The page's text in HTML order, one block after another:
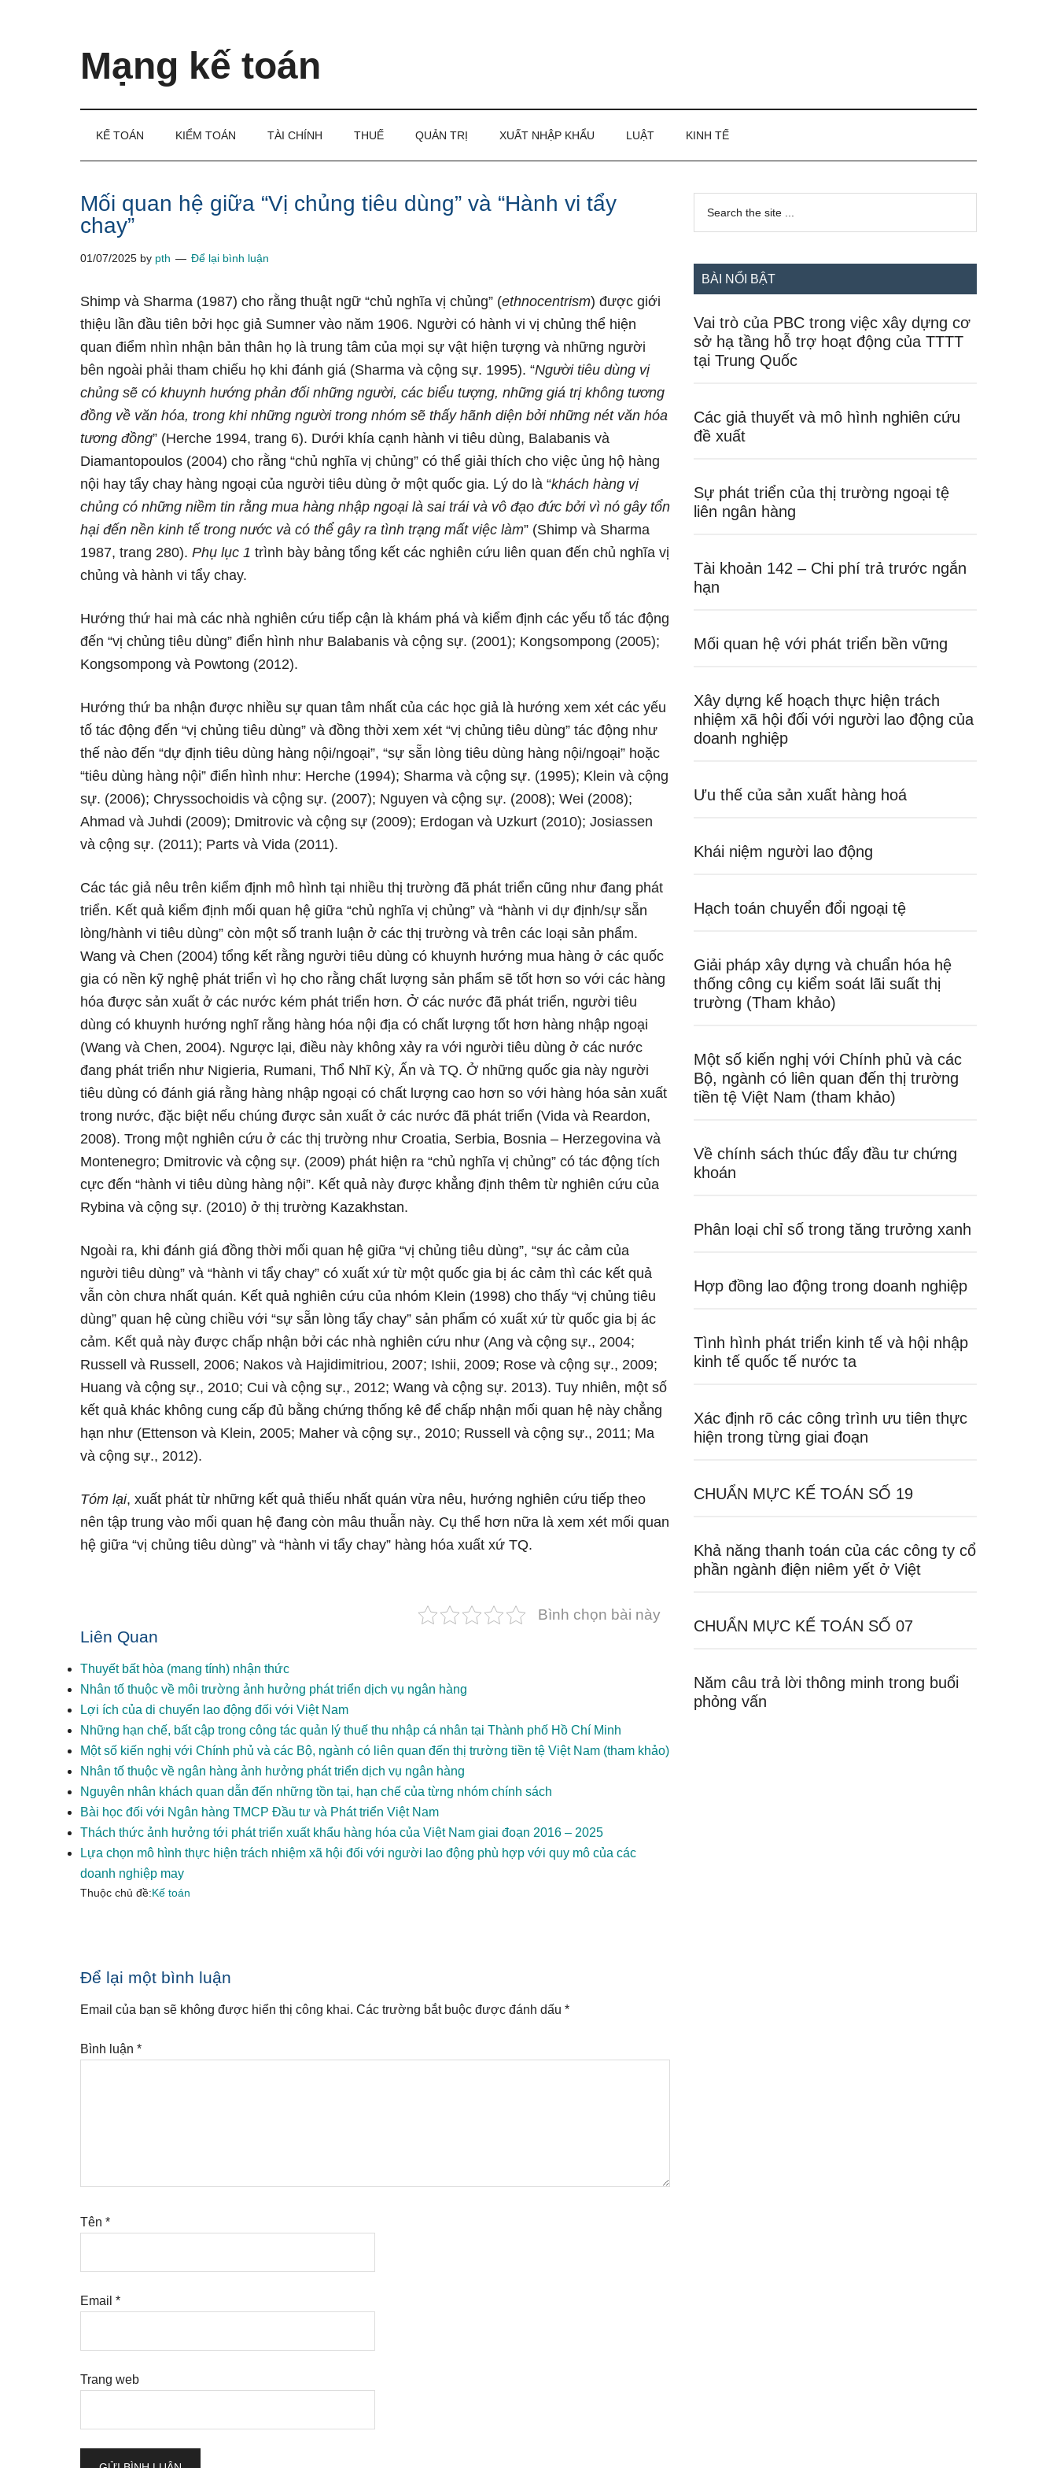
Mạng kế toán
làm
kế
KẾ TOÁN KIỂM TOÁN TÀI CHÍNH THUẾ QUẢN TRỊ XUẤT NHẬP KHẨU LUẬT KINH TẾ
Mối quan hệ giữa “Vị chủng tiêu dùng” và “Hành vi tẩy
chay”
01/07/2025 by pth Để lại bình luận
Shimp và Sharma (1987) cho rằng thuật ngữ “chủ nghĩa vị chủng” (ethnocentrism) được giới
thiệu lần đầu tiên bởi học giả Sumner vào năm 1906. Người có hành vi vị chủng thể hiện
quan điểm nhìn nhận bản thân họ là trung tâm của mọi sự vật hiện tượng và những người
bên ngoài phải tham chiếu họ khi đánh giá (Sharma và cộng sự. 1995). “Người tiêu dùng vị
chủng sẽ có khuynh hướng phản đối những người, các biểu tượng, những giá trị không tương
đồng về văn hóa, trong khi những người trong nhóm sẽ thấy hãnh diện bởi những nét văn hóa
tương đồng” (Herche 1994, trang 6). Dưới khía cạnh hành vi tiêu dùng, Balabanis và
Diamantopoulos (2004) cho rằng “chủ nghĩa vị chủng” có thể giải thích cho việc ủng hộ hàng
nội hay tẩy chay hàng ngoại của người tiêu dùng ở một quốc gia. Lý do là “khách hàng vị
chủng có những niềm tin rằng mua hàng nhập ngoại là sai trái và vô đạo đức bởi vì nó gây tổn
hại đến nền kinh tế trong nước và có thể gây ra tình trạng mất việc làm” (Shimp và Sharma
1987, trang 280). Phụ lục 1 trình bày bảng tổng kết các nghiên cứu liên quan đến chủ nghĩa vị
chủng và hành vi tẩy chay.
Hướng thứ hai mà các nhà nghiên cứu tiếp cận là khám phá và kiểm định các yếu tố tác động
đến “vị chủng tiêu dùng” điển hình như Balabanis và cộng sự. (2001); Kongsompong (2005);
Kongsompong và Powtong (2012).
Hướng thứ ba nhận được nhiều sự quan tâm nhất của các học giả là hướng xem xét các yếu
tố tác động đến “vị chủng tiêu dùng” và đồng thời xem xét “vị chủng tiêu dùng” tác động như
thế nào đến “dự định tiêu dùng hàng nội/ngoại”, “sự sẵn lòng tiêu dùng hàng nội/ngoại” hoặc
“tiêu dùng hàng nội” điển hình như: Herche (1994); Sharma và cộng sự. (1995); Klein và cộng
sự. (2006); Chryssochoidis và cộng sự. (2007); Nguyen và cộng sự. (2008); Wei (2008);
Ahmad và Juhdi (2009); Dmitrovic và cộng sự (2009); Erdogan và Uzkurt (2010); Josiassen
và cộng sự. (2011); Parts và Vida (2011).
Các tác giả nêu trên kiểm định mô hình tại nhiều thị trường đã phát triển cũng như đang phát
triển. Kết quả kiểm định mối quan hệ giữa “chủ nghĩa vị chủng” và “hành vi dự định/sự sẵn
lòng/hành vi tiêu dùng” còn một số tranh luận ở các thị trường và trên các loại sản phẩm.
Wang và Chen (2004) tổng kết rằng người tiêu dùng có khuynh hướng mua hàng ở các quốc
gia có nền kỹ nghệ phát triển vì họ cho rằng chất lượng sản phẩm sẽ tốt hơn so với các hàng
hóa được sản xuất ở các nước kém phát triển hơn. Ở các nước đã phát triển, người tiêu
dùng có khuynh hướng nghĩ rằng hàng hóa nội địa có chất lượng tốt hơn hàng nhập ngoại
(Wang và Chen, 2004). Ngược lại, điều này không xảy ra với người tiêu dùng ở các nước
đang phát triển như Nigieria, Rumani, Thổ Nhĩ Kỳ, Ấn và TQ. Ở những quốc gia này người
tiêu dùng có đánh giá rằng hàng nhập ngoại có chất lượng cao hơn so với hàng hóa sản xuất
trong nước, đặc biệt nếu chúng được sản xuất ở các nước đã phát triển (Vida và Reardon,
2008). Trong một nghiên cứu ở các thị trường như Croatia, Serbia, Bosnia – Herzegovina và
Montenegro; Dmitrovic và cộng sự. (2009) phát hiện ra “chủ nghĩa vị chủng” có tác động tích
cực đến “hành vi tiêu dùng hàng nội”. Kết quả này được khẳng định thêm từ nghiên cứu của
Rybina và cộng sự. (2010) ở thị trường Kazakhstan.
Ngoài ra, khi đánh giá đồng thời mối quan hệ giữa “vị chủng tiêu dùng”, “sự ác cảm của
người tiêu dùng” và “hành vi tẩy chay” có xuất xứ từ một quốc gia bị ác cảm thì các kết quả
vẫn còn chưa nhất quán. Kết quả nghiên cứu của nhóm Klein (1998) cho thấy “vị chủng tiêu
dùng” quan hệ cùng chiều với “sự sẵn lòng tẩy chay” sản phẩm có xuất xứ từ quốc gia bị ác
cảm. Kết quả này được chấp nhận bởi các nhà nghiên cứu như (Ang và cộng sự., 2004;
Russell và Russell, 2006; Nakos và Hajidimitriou, 2007; Ishii, 2009; Rose và cộng sự., 2009;
Huang và cộng sự., 2010; Cui và cộng sự., 2012; Wang và cộng sự. 2013). Tuy nhiên, một số
kết quả khác không cung cấp đủ bằng chứng thống kê để chấp nhận mối quan hệ này chẳng
hạn như (Ettenson và Klein, 2005; Maher và cộng sự., 2010; Russell và cộng sự., 2011; Ma
và cộng sự., 2012).
Tóm lại, xuất phát từ những kết quả thiếu nhất quán vừa nêu, hướng nghiên cứu tiếp theo
nên tập trung vào mối quan hệ đang còn mâu thuẫn này. Cụ thể hơn nữa là xem xét mối quan
hệ giữa “vị chủng tiêu dùng” và “hành vi tẩy chay” hàng hóa xuất xứ TQ.
Bình chọn bài này
Liên Quan
Thuyết bất hòa (mang tính) nhận thức
Nhân tố thuộc về môi trường ảnh hưởng phát triển dịch vụ ngân hàng
Lợi ích của di chuyển lao động đối với Việt Nam
Những hạn chế, bất cập trong công tác quản lý thuế thu nhập cá nhân tại Thành phố Hồ Chí Minh
Một số kiến nghị với Chính phủ và các Bộ, ngành có liên quan đến thị trường tiền tệ Việt Nam (tham khảo)
Nhân tố thuộc về ngân hàng ảnh hưởng phát triển dịch vụ ngân hàng
Nguyên nhân khách quan dẫn đến những tồn tại, hạn chế của từng nhóm chính sách
Bài học đối với Ngân hàng TMCP Đầu tư và Phát triển Việt Nam
Thách thức ảnh hưởng tới phát triển xuất khẩu hàng hóa của Việt Nam giai đoạn 2016 – 2025
Lựa chọn mô hình thực hiện trách nhiệm xã hội đối với người lao động phù hợp với quy mô của các
doanh nghiệp may
Thuộc chủ đề:Kế toán
Reader
Interactions
Để lại một bình luận
Email của bạn sẽ không được hiển thị công khai. Các trường bắt buộc được đánh dấu *
Bình luận *
Tên *
Email *
Trang web
Sidebar
chính
...
BÀI NỔI BẬT
Vai trò của PBC trong việc xây dựng cơ
sở hạ tầng hỗ trợ hoạt động của TTTT
tại Trung Quốc
Các giả thuyết và mô hình nghiên cứu
đề xuất
Sự phát triển của thị trường ngoại tệ
liên ngân hàng
Tài khoản 142 – Chi phí trả trước ngắn
hạn
Mối quan hệ với phát triển bền vững
Xây dựng kế hoạch thực hiện trách
nhiệm xã hội đối với người lao động của
doanh nghiệp
Ưu thế của sản xuất hàng hoá
Khái niệm người lao động
Hạch toán chuyển đổi ngoại tệ
Giải pháp xây dựng và chuẩn hóa hệ
thống công cụ kiểm soát lãi suất thị
trường (Tham khảo)
Một số kiến nghị với Chính phủ và các
Bộ, ngành có liên quan đến thị trường
tiền tệ Việt Nam (tham khảo)
Về chính sách thúc đẩy đầu tư chứng
khoán
Phân loại chỉ số trong tăng trưởng xanh
Hợp đồng lao động trong doanh nghiệp
Tình hình phát triển kinh tế và hội nhập
kinh tế quốc tế nước ta
Xác định rõ các công trình ưu tiên thực
hiện trong từng giai đoạn
CHUẨN MỰC KẾ TOÁN SỐ 19
Khả năng thanh toán của các công ty cổ
phần ngành điện niêm yết ở Việt
CHUẨN MỰC KẾ TOÁN SỐ 07
Năm câu trả lời thông minh trong buổi
phỏng vấn